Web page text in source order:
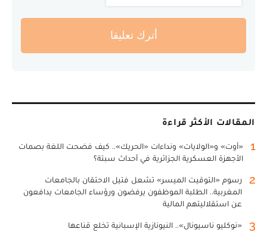
أترك تعليقا
المقالات الأكثر قراءة
1
«أوت» و«الولايات» ونداءات «الحريك».. كيف فضحت اللغة بصمات
الأجهزة العسكرية الجزائرية في أحداث سبتة؟
2
رسوم «التوقيت الميسر» تشعل فتيل الاحتقان بالجامعات
المغربية.. الطلبة الموظفون يرفضون ورؤساء الجامعات يدافعون
عن استقلاليتهم المالية
3 «نوكليو ناسيونال».. النيونازية الإسبانية تخلع قناعها